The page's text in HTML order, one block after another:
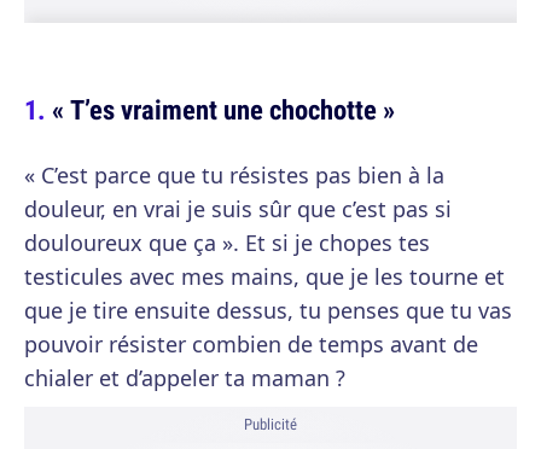
« T’es vraiment une chochotte »
« C’est parce que tu résistes pas bien à la
douleur, en vrai je suis sûr que c’est pas si
douloureux que ça ». Et si je chopes tes
testicules avec mes mains, que je les tourne et
que je tire ensuite dessus, tu penses que tu vas
pouvoir résister combien de temps avant de
chialer et d’appeler ta maman ?
Publicité